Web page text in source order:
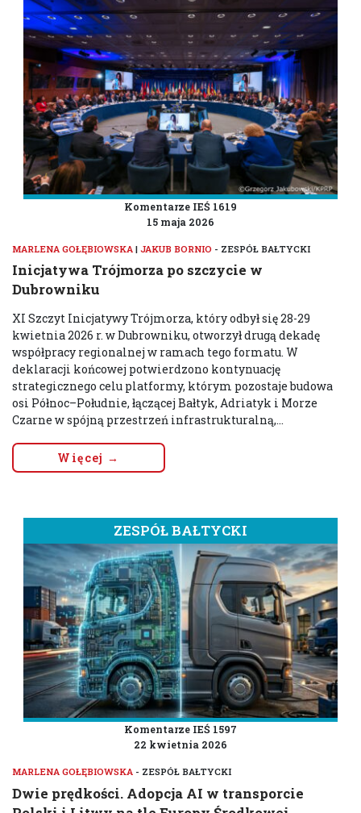
Komentarze IEŚ 1619
15 maja 2026
MARLENA GOŁĘBIOWSKA | JAKUB BORNIO - ZESPÓŁ BAŁTYCKI
Inicjatywa Trójmorza po szczycie w
Dubrowniku
XI Szczyt Inicjatywy Trójmorza, który odbył się 28-29
kwietnia 2026 r. w Dubrowniku, otworzył drugą dekadę
współpracy regionalnej w ramach tego formatu. W
deklaracji końcowej potwierdzono kontynuację
strategicznego celu platformy, którym pozostaje budowa
osi Północ–Południe, łączącej Bałtyk, Adriatyk i Morze
Czarne w spójną przestrzeń infrastrukturalną,...
Więcej →
ZESPÓŁ BAŁTYCKI
Komentarze IEŚ 1597
22 kwietnia 2026
MARLENA GOŁĘBIOWSKA - ZESPÓŁ BAŁTYCKI
Dwie prędkości. Adopcja AI w transporcie